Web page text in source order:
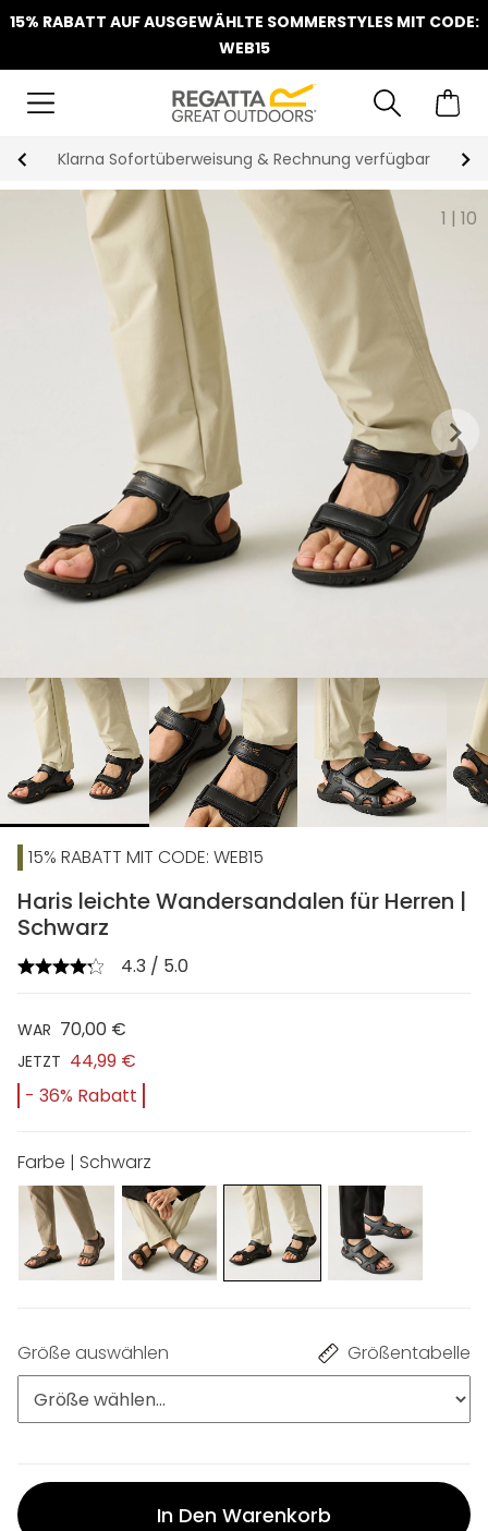
15% RABATT AUF AUSGEWÄHLTE SOMMERSTYLES MIT CODE:
WEB15
Klarna Sofortüberweisung & Rechnung verfügbar
1 | 10
keyboard_arrow_right
chevron_right
15% RABATT MIT CODE: WEB15
Haris leichte Wandersandalen für Herren |
Schwarz
4.3 / 5.0
WAR 70,00 €
JETZT 44,99 €
- 36% Rabatt
Farbe | Schwarz
Größe auswählen Größentabelle
In Den Warenkorb